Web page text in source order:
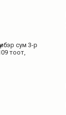
сум 3-р
тоот,